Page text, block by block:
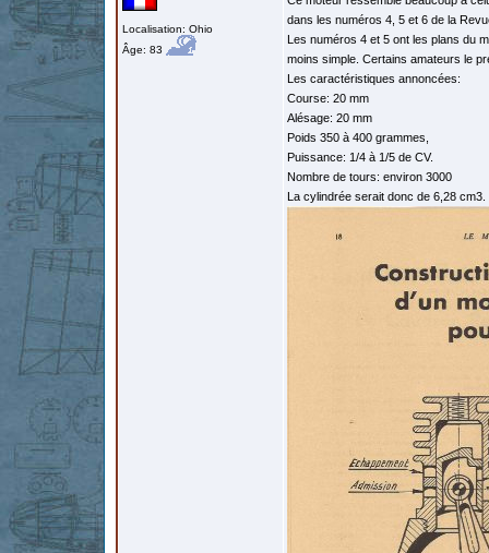
Localisation: Ohio
Âge: 83
dans les numéros 4, 5 et 6 de la
Les numéros 4 et 5 ont les plans du
moins simple. Certains amateurs le
Les caractéristiques annoncées:
Course: 20 mm
Alésage: 20 mm
Poids 350 à 400 grammes,
Puissance: 1/4 à 1/5 de CV.
Nombre de tours: environ 3000
La cylindrée serait donc de 6,28 cm3.